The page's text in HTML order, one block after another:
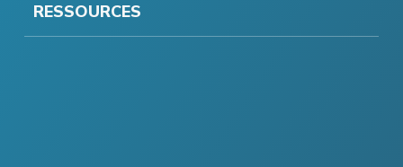
RESSOURCES